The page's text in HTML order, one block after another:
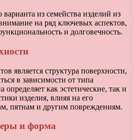
из семейства изделий из
на ряд ключевых аспектов,
и долговечность.
является структура поверхности,
в зависимости от типа
определяет как эстетические, так и
изделия, влияя на его
пятнам и другим повреждениям.
и форма